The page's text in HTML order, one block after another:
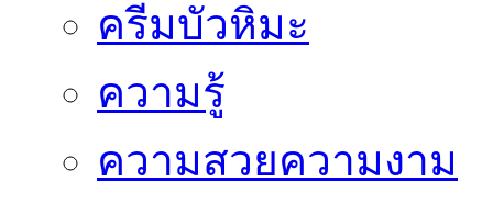
ครีมบัวหิมะ
ความรู้
ความสวยความงาม